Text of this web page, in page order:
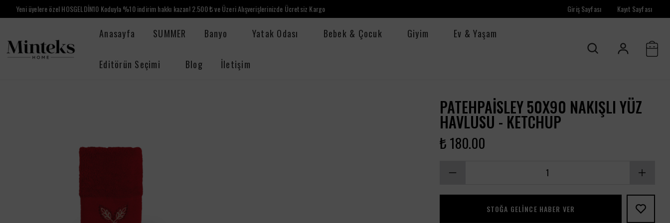
Yeni üyelere özel HOSGELDİN10 Koduyla %10 indirim hakkı kazan! 2.500 ₺ ve Üzeri Alışverişlerinizde Ücretsiz Kargo Giriş Sayfası Kayıt Sayfası
Anasayfa SUMMER Banyo Yatak Odası Bebek & Çocuk Giyim Ev & Yaşam
Editörün Seçimi Blog İletişim
PATEHPAISLEY 50X90 NAKIŞLI YÜZ
HAVLUSU - KETCHUP
₺ 180.00
STOĞA GELINCE HABER VER